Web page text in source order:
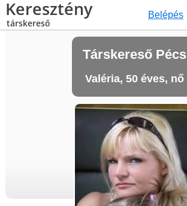
Keresztény
társkereső
Belépés
Társkereső Pécs
Valéria, 50 éves, nő